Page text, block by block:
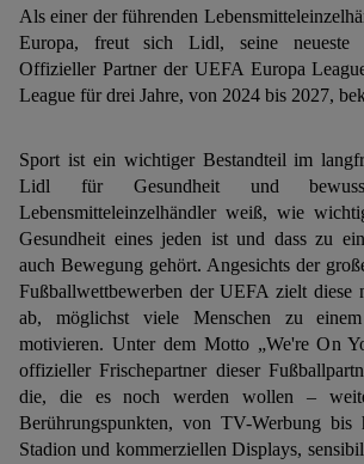
Als einer der führenden
Europa, freut sich Lidl, seine neueste
Offizieller Partner der UEFA Europa
League für drei Jahre, von 2024 bis 2027,
Sport ist ein wichtiger Bestandteil im
Lidl für Gesundheit und
Lebensmitteleinzelhändler weiß, wie
Gesundheit eines jeden ist und dass zu
auch Bewegung gehört. Angesichts der
Fußballwettbewerben der UEFA zielt diese
ab, möglichst viele Menschen zu
motivieren. Unter dem Motto „We're On
offizieller Frischepartner dieser
die, die es noch werden wollen –
Berührungspunkten, von TV-Werbung
Stadion und kommerziellen Displays,